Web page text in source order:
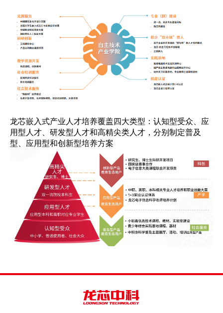
龙芯嵌入式产业人才培养覆盖四大类型：认知型受众、应
用型人才、研发型人才和高精尖类人才，分别制定普及
型、应用型和创新型培养方案